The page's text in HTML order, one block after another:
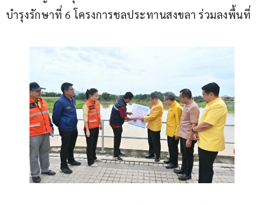
บำรุงรักษาที่ 6 โครงการชลประทานสงขลา ร่วมลงพื้นที่